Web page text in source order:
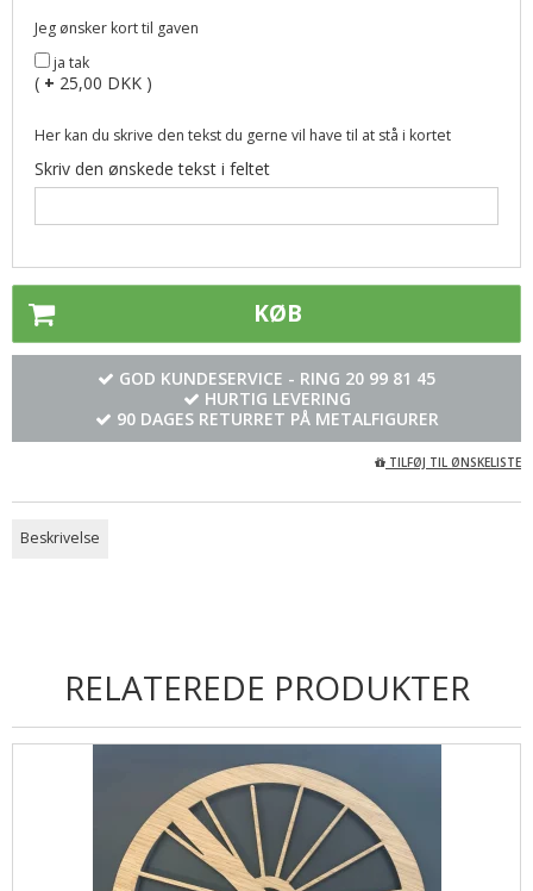
Jeg ønsker kort til gaven
ja tak
( + 25,00 DKK )
Her kan du skrive den tekst du gerne vil have til at stå i kortet
Skriv den ønskede tekst i feltet
KØB
GOD KUNDESERVICE - RING 20 99 81 45
HURTIG LEVERING
90 DAGES RETURRET PÅ METALFIGURER
TILFØJ TIL ØNSKELISTE
Beskrivelse
RELATEREDE PRODUKTER